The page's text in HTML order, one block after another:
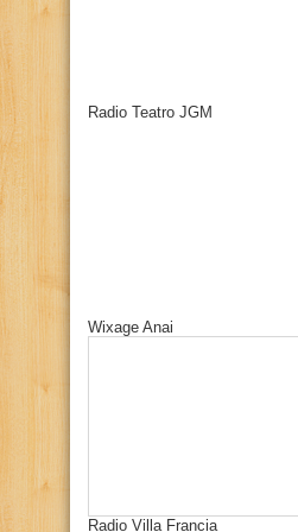
Radio Teatro JGM
Wixage Anai
Radio Villa Francia